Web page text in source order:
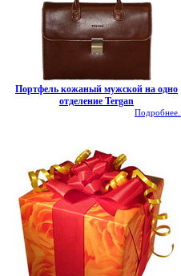
Портфель кожаный мужской на одно
отделение Tergan
Подробнее...